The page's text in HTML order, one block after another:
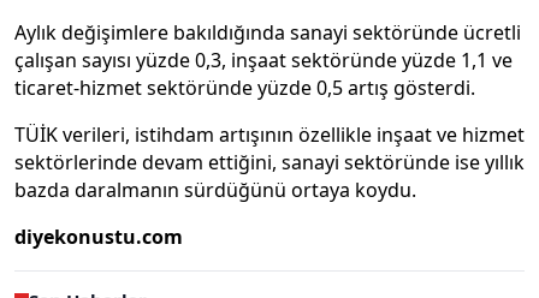
Aylık değişimlere bakıldığında sanayi sektöründe ücretli
çalışan sayısı yüzde 0,3, inşaat sektöründe yüzde 1,1 ve
ticaret-hizmet sektöründe yüzde 0,5 artış gösterdi.
TÜİK verileri, istihdam artışının özellikle inşaat ve hizmet
sektörlerinde devam ettiğini, sanayi sektöründe ise yıllık
bazda daralmanın sürdüğünü ortaya koydu.
diyekonustu.com